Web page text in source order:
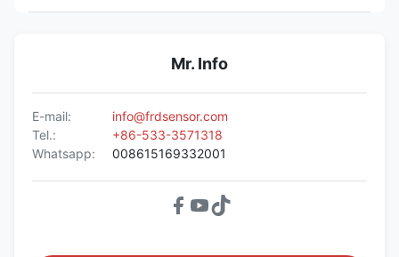
Mr. Info
E-mail:
info@frdsensor.com
Tel.:
+86-533-3571318
Whatsapp:
008615169332001